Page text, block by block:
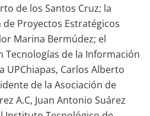
de los Santos Cruz; la
Proyectos Estratégicos
Marina Bermúdez; el
Tecnologías de la Información
UPChiapas, Carlos Alberto
de la Asociación de
A.C, Juan Antonio Suárez